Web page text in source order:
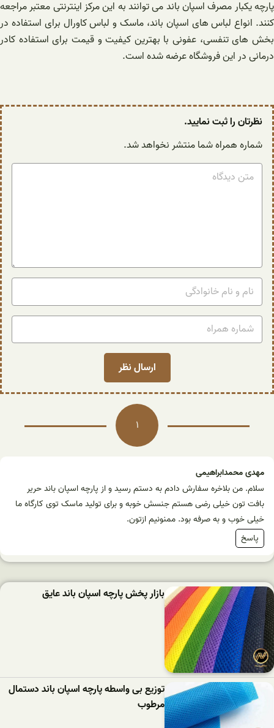
پارچه یکبار مصرف اسپان‌ باند می توانند به این مرکز اینترنتی معتبر مراجعه
کنند. انواع لباس های اسپان باند، ماسک و لباس کاورال برای استفاده در
بخش های تنفسی، عفونی با بهترین کیفیت و قیمت برای استفاده کادر
درمانی در این فروشگاه عرضه شده است.
1
مهدی محمدابراهیمی
سلام. من بلاخره سفارش دادم به دستم رسید و از پارچه اسپان باند حریر
بافت تون خیلی رضی هستم جنسش خوبه و برای تولید ماسک توی کارگاه ما
خیلی خوب و به صرفه بود. ممنونیم ازتون.
پاسخ
نظرتان را ثبت نمایید.
شماره همراه شما منتشر نخواهد شد.
بازار پخش پارچه اسپان باند عایق
توزیع بی واسطه پارچه اسپان باند دستمال
مرطوب